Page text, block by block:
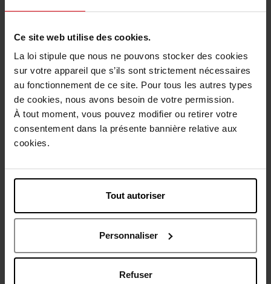
Ce site web utilise des cookies.
La loi stipule que nous ne pouvons stocker des cookies
sur votre appareil que s’ils sont strictement nécessaires
au fonctionnement de ce site. Pour tous les autres types
de cookies, nous avons besoin de votre permission.
À tout moment, vous pouvez modifier ou retirer votre
consentement dans la présente bannière relative aux
cookies.
Tout autoriser
Personnaliser
Refuser
Description
Caractéristiques
Avis client Politique relative aux avis des clients
Vous aimerez peut-être